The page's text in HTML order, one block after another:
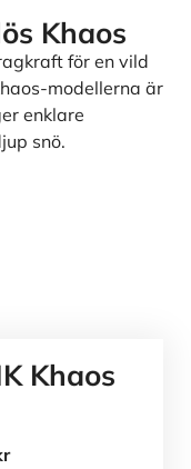
Khaos
för en vild
modellerna är
enklare
snö.
Khaos